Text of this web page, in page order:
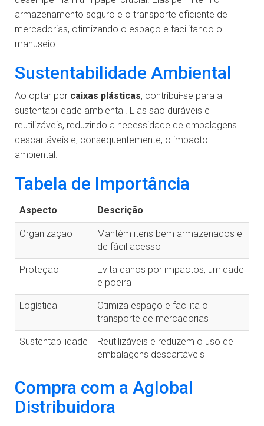
armazenamento seguro e o transporte eficiente de
mercadorias, otimizando o espaço e facilitando o
manuseio.
Sustentabilidade Ambiental
Ao optar por caixas plásticas, contribui-se para a
sustentabilidade ambiental. Elas são duráveis e
reutilizáveis, reduzindo a necessidade de embalagens
descartáveis e, consequentemente, o impacto
ambiental.
Tabela de Importância
Aspecto Descrição
Organização
Mantém itens bem armazenados e
de fácil acesso
Proteção
Evita danos por impactos, umidade
e poeira
Logística
Otimiza espaço e facilita o
transporte de mercadorias
Sustentabilidade
Reutilizáveis e reduzem o uso de
embalagens descartáveis
Compra com a Aglobal
Distribuidora